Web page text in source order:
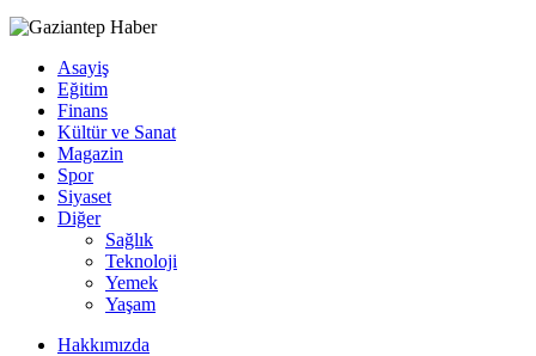
Asayiş
Eğitim
Finans
Kültür ve Sanat
Magazin
Spor
Siyaset
Diğer
Sağlık
Teknoloji
Yemek
Yaşam
Hakkımızda